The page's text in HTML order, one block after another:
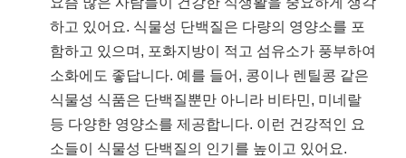
하고 있어요. 식물성 단백질은 다량의 영양소를 포
함하고 있으며, 포화지방이 적고 섬유소가 풍부하여
소화에도 좋답니다. 예를 들어, 콩이나 렌틸콩 같은
식물성 식품은 단백질뿐만 아니라 비타민, 미네랄
등 다양한 영양소를 제공합니다. 이런 건강적인 요
소들이 식물성 단백질의 인기를 높이고 있어요.